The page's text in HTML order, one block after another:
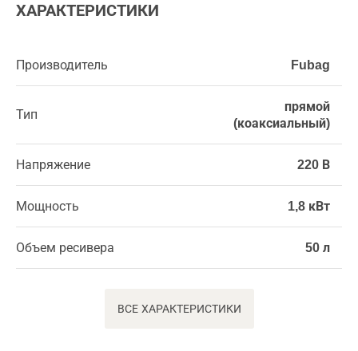
ХАРАКТЕРИСТИКИ
Производитель Fubag
Тип
прямой
(коаксиальный)
Напряжение 220 В
Мощность 1,8 кВт
Объем ресивера 50 л
ВСЕ ХАРАКТЕРИСТИКИ